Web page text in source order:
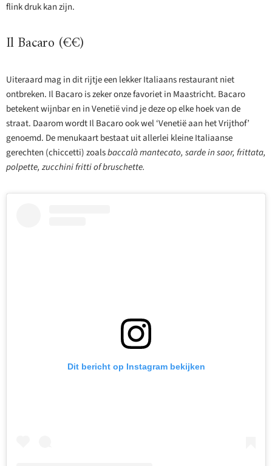
flink druk kan zijn.
Il Bacaro (€€)
Uiteraard mag in dit rijtje een lekker Italiaans restaurant niet
ontbreken. Il Bacaro is zeker onze favoriet in Maastricht. Bacaro
betekent wijnbar en in Venetië vind je deze op elke hoek van de
straat. Daarom wordt Il Bacaro ook wel ‘Venetië aan het Vrijthof’
genoemd. De menukaart bestaat uit allerlei kleine Italiaanse
gerechten (chiccetti) zoalsbaccalà mantecato, sarde in saor, frittata,
polpette, zucchini fritti of bruschette.
Dit bericht op Instagram bekijken